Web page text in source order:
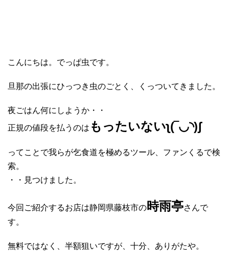
こんにちは。でっぱ虫です。
旦那の出張にひっつき虫のごとく、くっついてきました。
夜ごはん何にしようか・・
正規の値段を払うのは もったいないʅ(‾◡◝)ʃ
ってことで我らが乞食道を極めるツール、ファンくるで検
索。
・・見つけました。
今回ご紹介するお店は静岡県藤枝市の時雨亭さんで
す。
無料ではなく、半額狙いですが、十分、ありがたや。